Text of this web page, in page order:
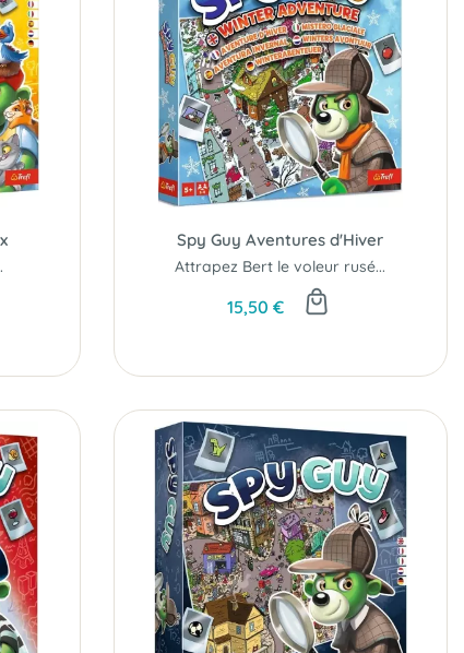
Spy Guy Aventures d'Hiver
Attrapez Bert le voleur rusé...
15,50 €